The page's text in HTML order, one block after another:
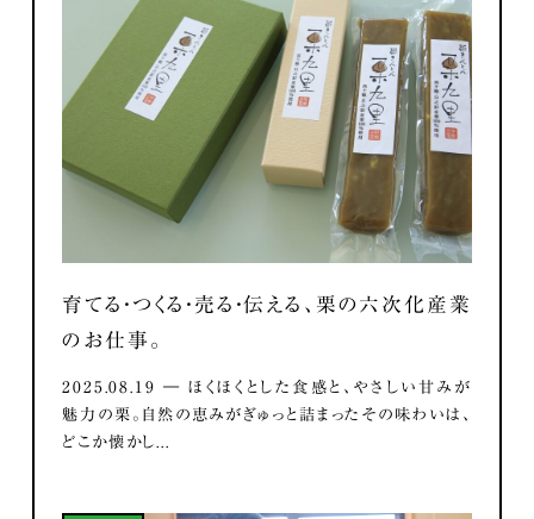
育てる・つくる・売る・伝える、栗の六次化産業
のお仕事。
2025.08.19 ― ほくほくとした食感と、やさしい甘みが
魅力の栗。自然の恵みがぎゅっと詰まったその味わいは、
どこか懐かし...